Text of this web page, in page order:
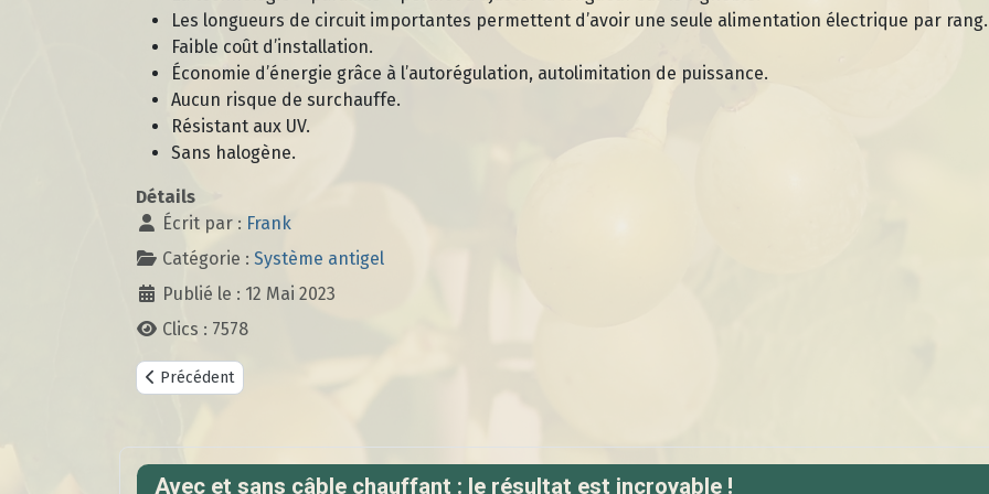
Avec et sans câble chauffant : le résultat est incroyable !
Les longueurs de circuit importantes permettent d’avoir une seule alimentation électrique par rang.
Faible coût d’installation.
Économie d’énergie grâce à l’autorégulation, autolimitation de puissance.
Aucun risque de surchauffe.
Résistant aux UV.
Sans halogène.
Détails
Écrit par : Frank
Catégorie : Système antigel
Publié le : 12 Mai 2023
Clics : 7578
Article précédent : Les câbles chauffants, une solution antigel efficace pour la protection des cultures viticoles
Précédent